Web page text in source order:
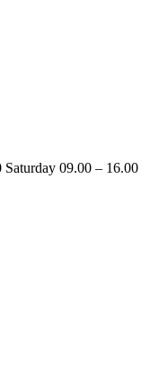
09.00 – 16.00